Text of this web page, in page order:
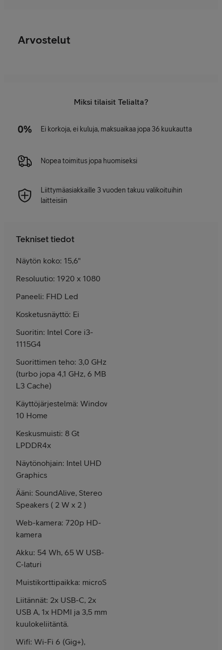
Arvostelut
Miksi tilaisit Telialta?
Ei korkoja, ei kuluja, maksuaikaa jopa 36 kuukautta
Nopea toimitus jopa huomiseksi
Liittymäasiakkaille 3 vuoden takuu valikoituihin
laitteisiin
Tekniset tiedot
Näytön koko: 15,6"
Resoluutio: 1920 x 1080
Paneeli: FHD Led
Kosketusnäyttö: Ei
Suoritin: Intel Core i3-
1115G4
Suorittimen teho: 3,0 GHz
(turbo jopa 4,1 GHz, 6 MB
L3 Cache)
Käyttöjärjestelmä: Windows
10 Home
Keskusmuisti: 8 Gt
LPDDR4x
Näytönohjain: Intel UHD
Graphics
Ääni: SoundAlive, Stereo
Speakers ( 2 W x 2 )
Web-kamera: 720p HD-
kamera
Akku: 54 Wh, 65 W USB-
C-laturi
Muistikorttipaikka: microSD
Liitännät: 2x USB-C, 2x
USB A, 1x HDMI ja 3,5 mm
kuulokeliitäntä.
Wifi: Wi-Fi 6 (Gig+),